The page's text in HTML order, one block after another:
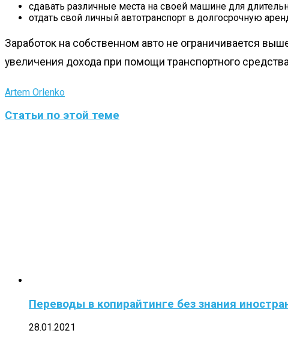
сдавать различные места на своей машине для
отдать свой личный автотранспорт в долгосрочную
Заработок на собственном авто не ограничивается
увеличения дохода при помощи транспортного
Artem Orlenko
Статьи по этой теме
Переводы в копирайтинге без знания
28.01.2021